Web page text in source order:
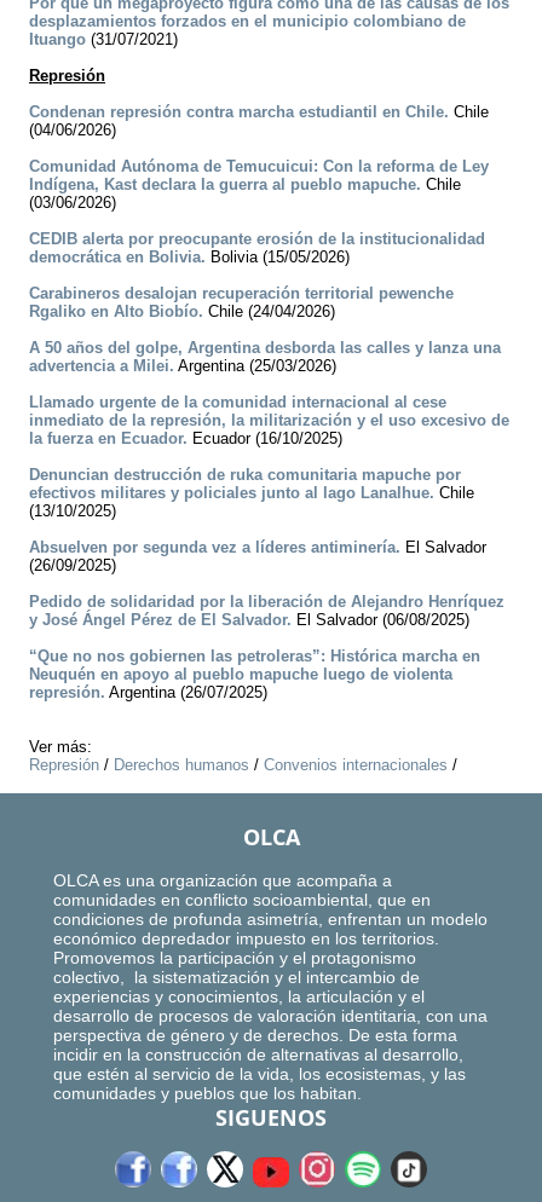
desplazamientos forzados en el municipio colombiano de
Ituango (31/07/2021)
Represión
Condenan represión contra marcha estudiantil en Chile. Chile
(04/06/2026)
Comunidad Autónoma de Temucuicui: Con la reforma de Ley
Indígena, Kast declara la guerra al pueblo mapuche. Chile
(03/06/2026)
CEDIB alerta por preocupante erosión de la institucionalidad
democrática en Bolivia. Bolivia (15/05/2026)
Carabineros desalojan recuperación territorial pewenche
Rgaliko en Alto Biobío. Chile (24/04/2026)
A 50 años del golpe, Argentina desborda las calles y lanza una
advertencia a Milei. Argentina (25/03/2026)
Llamado urgente de la comunidad internacional al cese
inmediato de la represión, la militarización y el uso excesivo de
la fuerza en Ecuador. Ecuador (16/10/2025)
Denuncian destrucción de ruka comunitaria mapuche por
efectivos militares y policiales junto al lago Lanalhue. Chile
(13/10/2025)
Absuelven por segunda vez a líderes antiminería. El Salvador
(26/09/2025)
Pedido de solidaridad por la liberación de Alejandro Henríquez
y José Ángel Pérez de El Salvador. El Salvador (06/08/2025)
“Que no nos gobiernen las petroleras”: Histórica marcha en
Neuquén en apoyo al pueblo mapuche luego de violenta
represión. Argentina (26/07/2025)
Ver más:
Represión / Derechos humanos / Convenios internacionales /
OLCA
OLCA es una organización que acompaña a
comunidades en conflicto socioambiental, que en
condiciones de profunda asimetría, enfrentan un modelo
económico depredador impuesto en los territorios.
Promovemos la participación y el protagonismo
colectivo, la sistematización y el intercambio de
experiencias y conocimientos, la articulación y el
desarrollo de procesos de valoración identitaria, con una
perspectiva de género y de derechos. De esta forma
incidir en la construcción de alternativas al desarrollo,
que estén al servicio de la vida, los ecosistemas, y las
comunidades y pueblos que los habitan.
SIGUENOS